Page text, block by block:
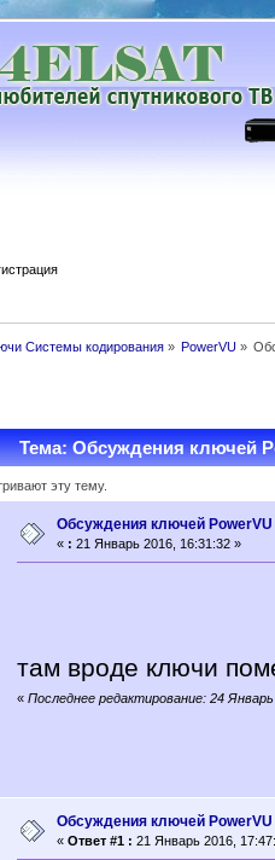
Системы кодирования» PowerVU»
Тема: Обсуждения ключей
эту тему.
Обсуждения ключей PowerVU
« : 21 Январь 2016, 16:31:32 »
там вроде ключи
«Последнее редактирование: 24
Обсуждения ключей PowerVU
« Ответ #1 : 21 Январь 2016,